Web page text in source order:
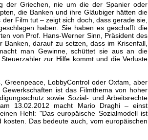
der Griechen, nie um die der Spanier oder
die Banken und ihre Gläubiger hätten die
Film tut – zeigt sich doch, dass gerade sie,
haben. Sie haben es geschafft die
von Prof. Hans-Werner Sinn, Präsident des
darauf zu setzen, dass im Krisenfall,
man Gewinne, schüttet sie aus an die
zur Hilfe kommt und die Verluste
Greenpeace, LobbyControl oder Oxfam, aber
ist das Filmthema von hoher
sowie Sozial- und Arbeitsrechte
13.02.2012 macht Mario Draghi – einst
Hehl: "Das europäische Sozialmodell ist
Das bedeute auch, vom europäischen